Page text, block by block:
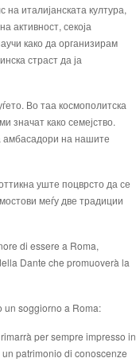
италијанската култура,
активност, секоја
како да организирам
страст да ја
Во таа космополитска
значат како семејство.
амбасадори на нашите
уште поцврсто да се
меѓу две традиции
di essere a Roma,
Dante che promuoverà la
un soggiorno a Roma:
per sempre impresso in
patrimonio di conoscenze